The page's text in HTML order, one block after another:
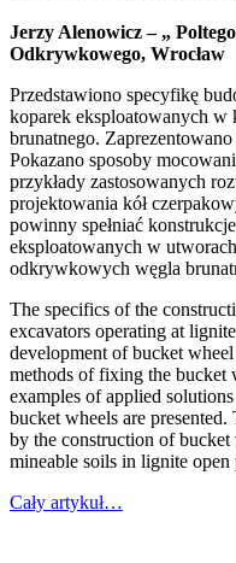
Jerzy Alenowicz – „
Odkrywkowego, Wrocław
Przedstawiono specyfikę
koparek eksploatowanych
brunatnego.
Pokazano sposoby
przykłady zastosowanych
projektowania kół
powinny spełniać
eksploatowanych w
odkrywkowych węgla
The specifics of the
excavators operating at
development of bucket
methods of fixing the bucket
examples of applied
bucket wheels are
by the construction of
mineable soils in lignite open
Cały artykuł…